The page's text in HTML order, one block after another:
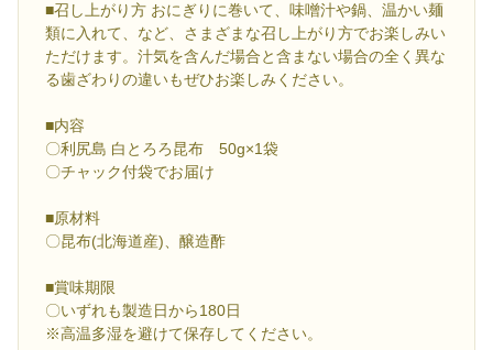
■召し上がり方 おにぎりに巻いて、味噌汁や鍋、温かい麺
類に入れて、など、さまざまな召し上がり方でお楽しみい
ただけます。汁気を含んだ場合と含まない場合の全く異な
る歯ざわりの違いもぜひお楽しみください。
■内容
〇利尻島 白とろろ昆布 50g×1袋
〇チャック付袋でお届け
■原材料
〇昆布(北海道産)、醸造酢
■賞味期限
〇いずれも製造日から180日
※高温多湿を避けて保存してください。